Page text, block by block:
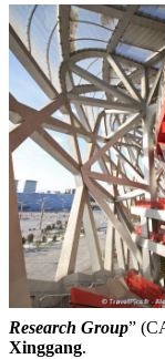
Research Group”
Xinggang.